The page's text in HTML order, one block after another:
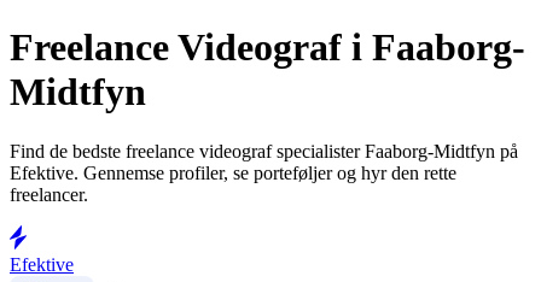
Freelance Videograf i Faaborg-
Midtfyn
Find de bedste freelance videograf specialister Faaborg-Midtfyn på
Efektive. Gennemse profiler, se porteføljer og hyr den rette
freelancer.
Efektive